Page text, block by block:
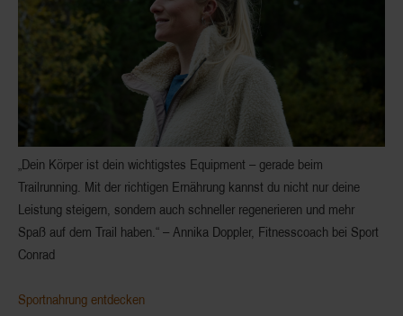
„Dein Körper ist dein wichtigstes Equipment – gerade beim
Trailrunning. Mit der richtigen Ernährung kannst du nicht nur deine
Leistung steigern, sondern auch schneller regenerieren und mehr
Spaß auf dem Trail haben.“ – Annika Doppler, Fitnesscoach bei Sport
Conrad
Sportnahrung entdecken